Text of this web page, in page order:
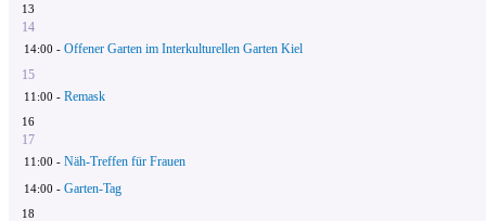
13
14
14:00 - Offener Garten im Interkulturellen Garten Kiel
15
11:00 - Remask
16
17
11:00 - Näh-Treffen für Frauen
14:00 - Garten-Tag
18